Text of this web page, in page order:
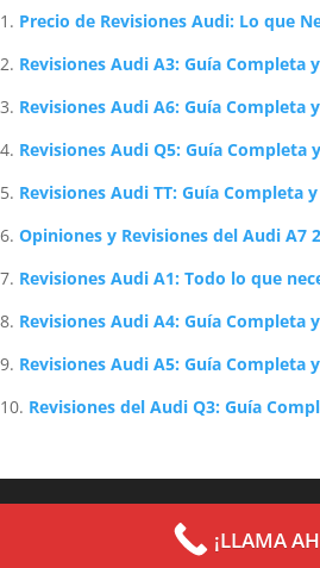
Precio de Revisiones Audi: Lo que
Revisiones Audi A3: Guía Completa
Revisiones Audi A6: Guía Completa
Revisiones Audi Q5: Guía Completa
Revisiones Audi TT: Guía Completa
Opiniones y Revisiones del Audi A7
Revisiones Audi A1: Todo lo que
Revisiones Audi A4: Guía Completa
Revisiones Audi A5: Guía Completa
Revisiones del Audi Q3: Guía
Archives ¡LLAMA